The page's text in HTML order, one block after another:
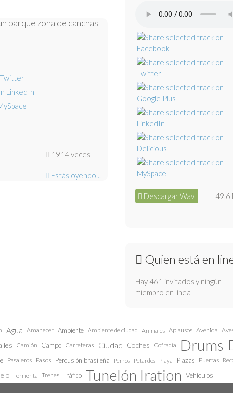
parque zona de canchas
1914 veces
Estás oyendo...
Descargar Wav 49.6
Quien está en
Hay 461 invitados y ningún
miembro en línea
Agua Amanecer Ambiente Ambiente de ciudad Animales Aplausos Avenida
Camión Campo Carreteras Ciudad Coches Cofradía Drums
Pasajeros Pasos Percusión brasileña Perros Petardos Playa Plazas Puertas
Tormenta Trenes Tráfico Tunelón Iration Vehículos